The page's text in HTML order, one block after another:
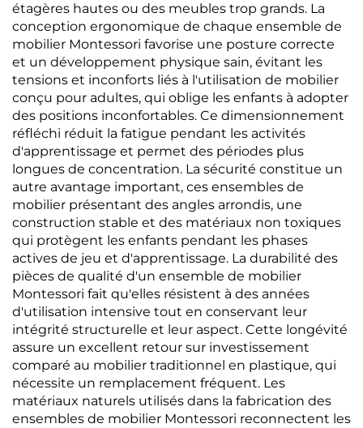
étagères hautes ou des meubles trop grands. La
conception ergonomique de chaque ensemble de
mobilier Montessori favorise une posture correcte
et un développement physique sain, évitant les
tensions et inconforts liés à l'utilisation de mobilier
conçu pour adultes, qui oblige les enfants à adopter
des positions inconfortables. Ce dimensionnement
réfléchi réduit la fatigue pendant les activités
d'apprentissage et permet des périodes plus
longues de concentration. La sécurité constitue un
autre avantage important, ces ensembles de
mobilier présentant des angles arrondis, une
construction stable et des matériaux non toxiques
qui protègent les enfants pendant les phases
actives de jeu et d'apprentissage. La durabilité des
pièces de qualité d'un ensemble de mobilier
Montessori fait qu'elles résistent à des années
d'utilisation intensive tout en conservant leur
intégrité structurelle et leur aspect. Cette longévité
assure un excellent retour sur investissement
comparé au mobilier traditionnel en plastique, qui
nécessite un remplacement fréquent. Les
matériaux naturels utilisés dans la fabrication des
ensembles de mobilier Montessori reconnectent les